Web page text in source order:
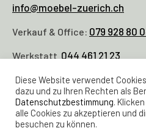
info@moebel-zuerich.ch
Verkauf & Office: 079 928 80
Werkstatt 044 461 21 23
Lager Feldstrasse 24
Samstags 11 -16 Uhr
Maps Link Feldstrasse 24
Diese Website verwendet
dazu und zu Ihren Rechten als
Datenschutzbestimmung.
alle Cookies zu akzeptieren und
besuchen zu können.